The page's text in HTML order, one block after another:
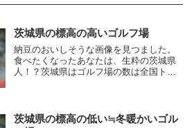
茨城県の標高の高いゴルフ場
納豆のおいしそうな画像を見つました。
食べたくなったあなたは、生粋の茨城県
人！？茨城県はゴルフ場の数は全国トッ
夏に涼しくゴルフがしたく...
茨城県の標高の低い≒冬暖かいゴル